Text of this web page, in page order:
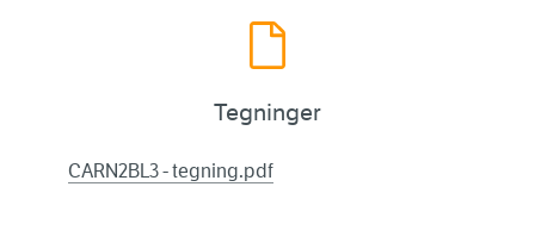
Tegninger
CARN2BL3 - tegning.pdf